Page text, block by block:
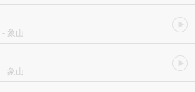
- 象山
- 象山